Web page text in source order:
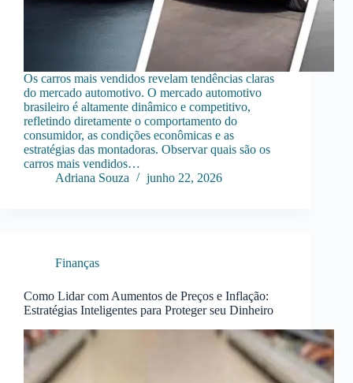
Os carros mais vendidos revelam tendências claras
do mercado automotivo. O mercado automotivo
brasileiro é altamente dinâmico e competitivo,
refletindo diretamente o comportamento do
consumidor, as condições econômicas e as
estratégias das montadoras. Observar quais são os
carros mais vendidos…
Adriana Souza
junho 22, 2026
Finanças
Como Lidar com Aumentos de Preços e Inflação:
Estratégias Inteligentes para Proteger seu Dinheiro